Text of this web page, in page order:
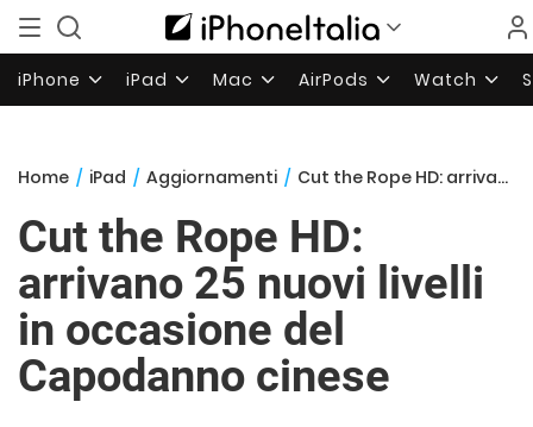
iPhone iPad Mac AirPods Watch
Home / iPad / Aggiornamenti / Cut the Rope HD: arrivano 25 nuovi livelli in occasione del Capodanno cinese
Cut the Rope HD:
arrivano 25 nuovi livelli
in occasione del
Capodanno cinese